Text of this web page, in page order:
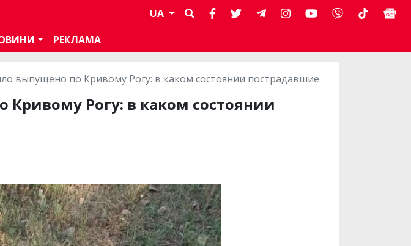
UA
РЕКЛАМА
выпущено по Кривому Рогу: в каком состоянии пострадавшие
Рогу: в каком состоянии